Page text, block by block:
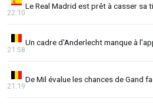
Le Real Madrid est prêt à casser sa
22:10
Un cadre d'Anderlecht manque à
21:58
De Mil évalue les chances de Gand
21:19